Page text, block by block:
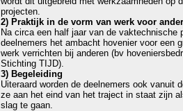
projecten.
2) Praktijk in de vorm van werk voor
Na circa een half jaar van de vaktechnische
deelnemers het ambacht hovenier voor een
werk verrichten bij anderen (bv
Stichting TIJD).
3) Begeleiding
Uiteraard worden de deelnemers ook vanuit
ze aan het eind van het traject in staat zijn
slag te gaan.